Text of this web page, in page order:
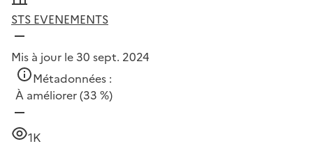
STS EVENEMENTS
Mis à jour le 30 sept. 2024
Métadonnées :
À améliorer(33 %)
1K